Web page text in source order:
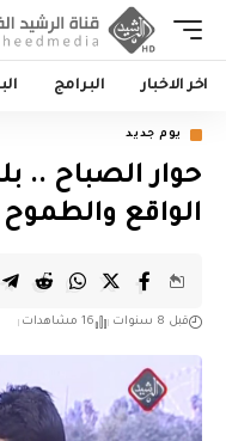
اخر الاخبار البرامج
يوم جديد
حوار الصباح ..
الواقع والطموح
قبل 8 سنوات 16 مشاهدات